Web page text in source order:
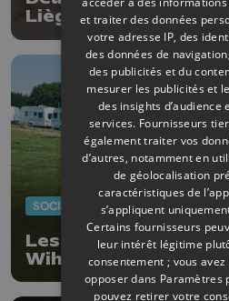
Liège
SOCIÉTÉ
Les gens du voyage
Wihogne
et traiter des données
votre adresse IP, des
des données de
des publicités et du
mesurer les publicités et
des insights d’audience
services. Fournisseurs
également traiter vos
d’autres, notamment en
de géolocalisation
caractéristiques de
s’appliquent
Certains fournisseurs
leur intérêt légitime
consentement ; vous
opposer dans Paramètres
pouvez retirer votre